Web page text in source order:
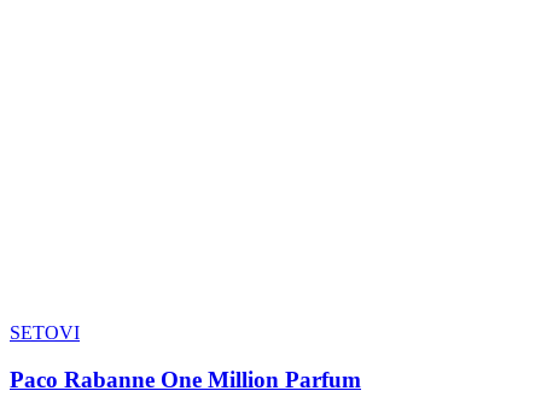
SETOVI
Paco Rabanne One Million Parfum